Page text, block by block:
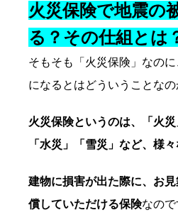
火災保険で地震の
る？その仕組とは
そもそも「火災保険」なの
になるとはどういうことなの
火災保険というのは、「火災
「水災」「雪災」など、様
建物に損害が出た際に、お
償していただける保険なので